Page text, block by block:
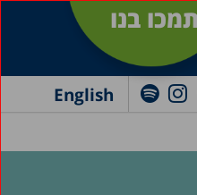
תמכו בנו
English